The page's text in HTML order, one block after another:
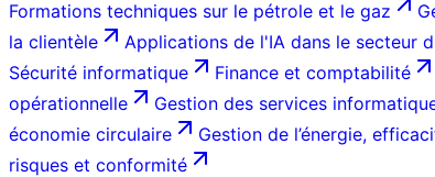
Formations techniques sur le pétrole et le gaz
la clientèle
Applications de l'IA dans le secteur
Sécurité informatique
Finance et comptabilité
opérationnelle
Gestion des services
économie circulaire
Gestion de l’énergie,
risques et conformité